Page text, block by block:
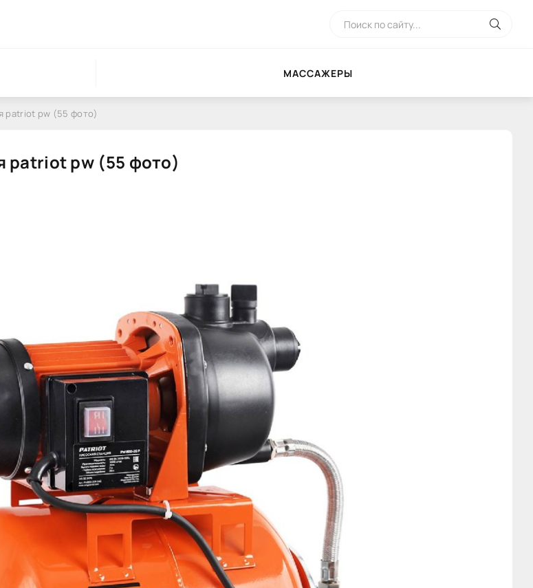
МАССАЖЕРЫ
patriot pw (55 фото)
patriot pw (55 фото)